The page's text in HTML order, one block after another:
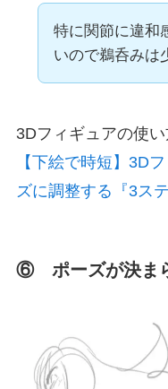
特に関節に違和
いので鵜呑みは
3Dフィギュアの使い
【下絵で時短】3D
ズに調整する『3ステ
⑥ ポーズが決ま